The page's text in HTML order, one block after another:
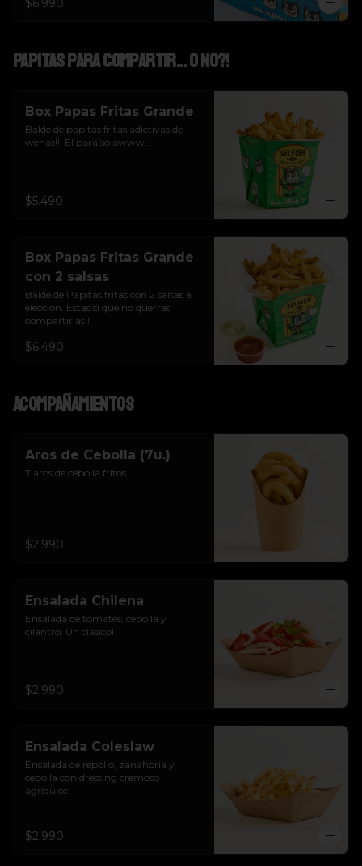
$6.990
Papitas para Compartir... o NO?!
Box Papas Fritas Grande
Balde de papitas fritas adictivas de
wenas!!! El paraíso awww...
$5.490
Box Papas Fritas Grande
con 2 salsas
Balde de Papitas fritas con 2 salsas a
elección. Estas si que no querras
compartirlas!!
$6.490
Acompañamientos
Aros de Cebolla (7u.)
7 aros de cebolla fritos
$2.990
Ensalada Chilena
Ensalada de tomates, cebolla y
cilantro. Un clásico!
$2.990
Ensalada Coleslaw
Ensalada de repollo, zanahoria y
cebolla con dressing cremoso
agridulce.
$2.990